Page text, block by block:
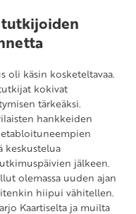
tutkijoiden
oli käsin kosketeltavaa.
kokivat
tärkeäksi.
hankkeiden
keskustelua
jälkeen.
olemassa uuden ajan
hiipui vähitellen.
Kaartiselta ja muilta